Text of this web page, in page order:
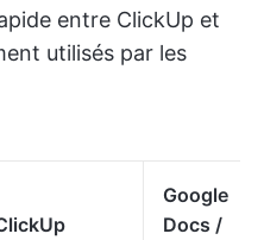
entre ClickUp et
utilisés par les
Google
Docs /